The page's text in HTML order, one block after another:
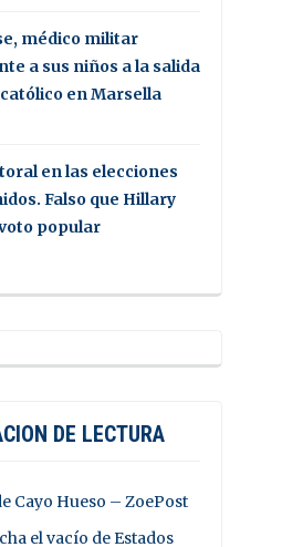
médico militar
a sus niños a la salida
en Marsella
en las elecciones
Falso que Hillary
popular
DE LECTURA
Cayo Hueso – ZoePost
el vacío de Estados